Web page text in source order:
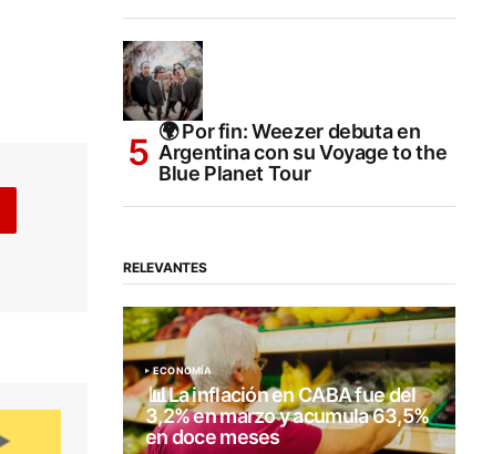
🌍 Por fin: Weezer debuta en
Argentina con su Voyage to the
Blue Planet Tour
RELEVANTES
ECONOMÍA
📊La inflación en CABA fue del
3,2% en marzo y acumula 63,5%
en doce meses